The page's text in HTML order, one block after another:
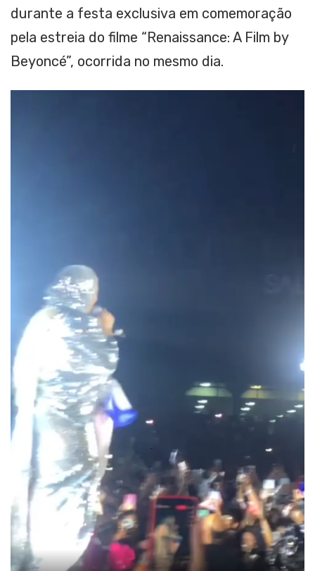
durante a festa exclusiva em comemoração
pela estreia do filme “Renaissance: A Film by
Beyoncé”, ocorrida no mesmo dia.